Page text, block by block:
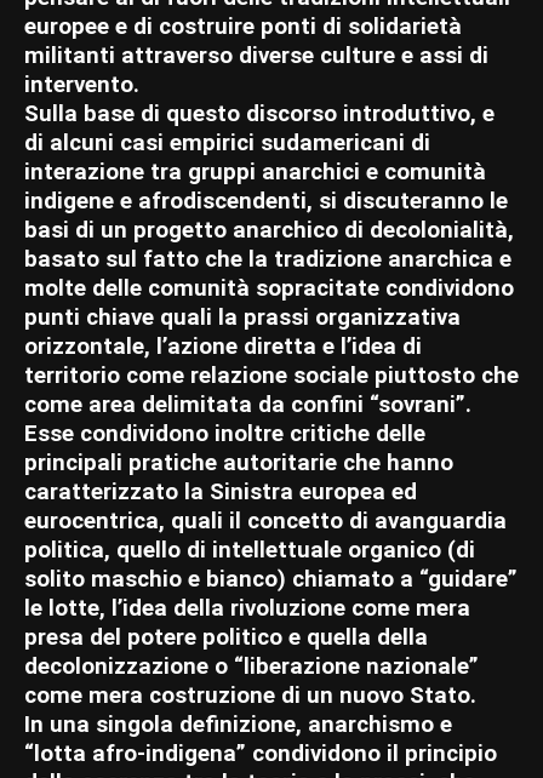
europee e di costruire ponti di solidarietà
militanti attraverso diverse culture e assi di
intervento.
Sulla base di questo discorso introduttivo, e
di alcuni casi empirici sudamericani di
interazione tra gruppi anarchici e comunità
indigene e afrodiscendenti, si discuteranno le
basi di un progetto anarchico di decolonialità,
basato sul fatto che la tradizione anarchica e
molte delle comunità sopracitate condividono
punti chiave quali la prassi organizzativa
orizzontale, l’azione diretta e l’idea di
territorio come relazione sociale piuttosto che
come area delimitata da confini “sovrani”.
Esse condividono inoltre critiche delle
principali pratiche autoritarie che hanno
caratterizzato la Sinistra europea ed
eurocentrica, quali il concetto di avanguardia
politica, quello di intellettuale organico (di
solito maschio e bianco) chiamato a “guidare”
le lotte, l’idea della rivoluzione come mera
presa del potere politico e quella della
decolonizzazione o “liberazione nazionale”
come mera costruzione di un nuovo Stato.
In una singola definizione, anarchismo e
“lotta afro-indigena” condividono il principio